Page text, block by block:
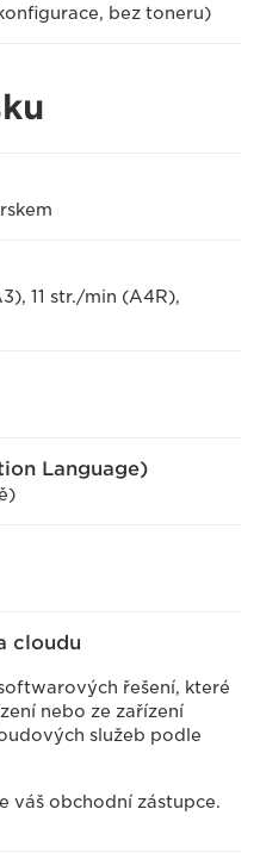
bez toneru)
11 str./min (A4R),
Language)
cloudu
řešení, které
nebo ze zařízení
služeb podle
váš obchodní zástupce.